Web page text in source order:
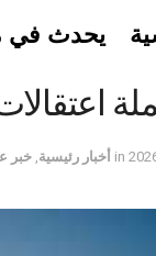
يحدث في
تطال 47 مسؤولاً
in أخبار رئيسية خبر